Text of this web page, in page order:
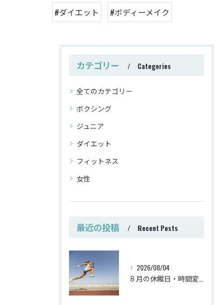
#ダイエット
#ボディーメイク
カテゴリー Categories
全てのカテゴリー
ボクシング
ジュニア
ダイエット
フィットネス
女性
最近の投稿 Recent Posts
2026/08/04